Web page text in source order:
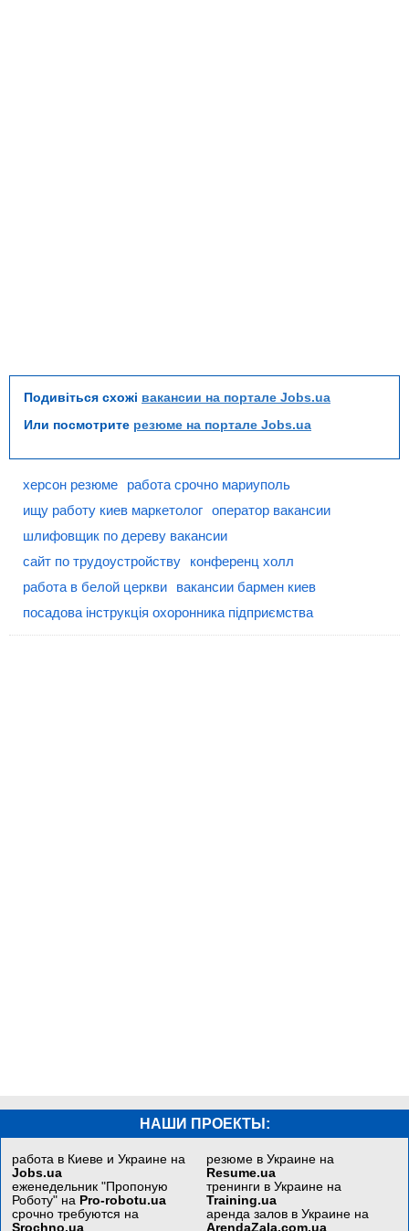
Подивіться схожі вакансии на портале Jobs.ua
Или посмотрите резюме на портале Jobs.ua
херсон резюме
работа срочно мариуполь
ищу работу киев маркетолог оператор вакансии
шлифовщик по дереву вакансии
сайт по трудоустройству
конференц холл
работа в белой церкви
вакансии бармен киев
посадова інструкція охоронника підприємства
НАШИ ПРОЕКТЫ:
работа в Киеве и Украине на
Jobs.ua
еженедельник "Пропоную
Роботу" на Pro-robotu.ua
срочно требуются на
Srochno.ua
резюме в Украине на
Resume.ua
тренинги в Украине на
Training.ua
аренда залов в Украине на
ArendaZala.com.ua